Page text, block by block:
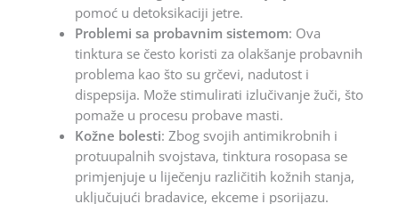
pomoć u detoksikaciji jetre.
Problemi sa probavnim sistemom: Ova
tinktura se često koristi za olakšanje probavnih
problema kao što su grčevi, nadutost i
dispepsija. Može stimulirati izlučivanje žuči, što
pomaže u procesu probave masti.
Kožne bolesti: Zbog svojih antimikrobnih i
protuupalnih svojstava, tinktura rosopasa se
primjenjuje u liječenju različitih kožnih stanja,
uključujući bradavice, ekceme i psorijazu.